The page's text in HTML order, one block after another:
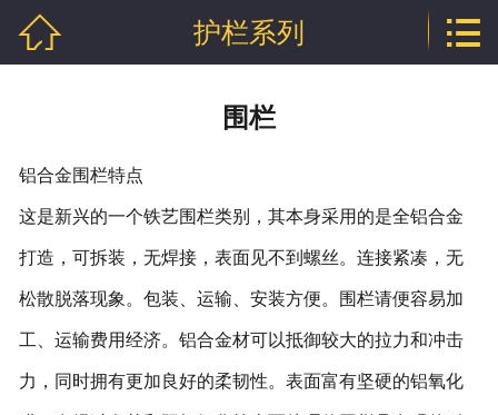
技术文章
企业资质
 护栏系列 
围栏
铝合金围栏特点
这是新兴的一个铁艺围栏类别，其本身采用的是全铝合金
打造，可拆装，无焊接，表面见不到螺丝。连接紧凑，无
松散脱落现象。包装、运输、安装方便。围栏请便容易加
工、运输费用经济。铝合金材可以抵御较大的拉力和冲击
力，同时拥有更加良好的柔韧性。表面富有坚硬的铝氧化